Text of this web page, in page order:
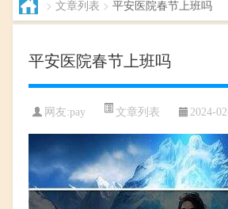
> 文章列表 > 平安医院春节上班吗
平安医院春节上班吗
网友:pay 文章列表 2024-